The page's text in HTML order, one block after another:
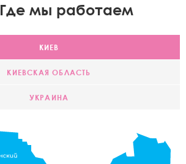
Где мы работаем
КИЕВ
КИЕВСКАЯ ОБЛАСТЬ
УКРАИНА